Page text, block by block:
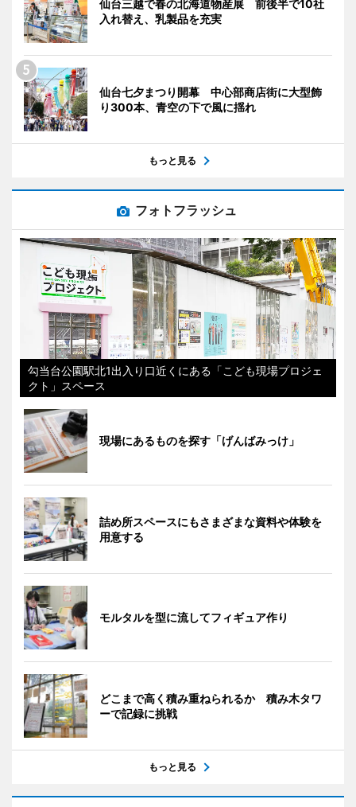
仙台三越で春の北海道物産展 前後半で10社
入れ替え、乳製品を充実
仙台七夕まつり開幕 中心部商店街に大型飾
り300本、青空の下で風に揺れ
もっと見る
フォトフラッシュ
勾当台公園駅北1出入り口近くにある「こども現場プロジェ
クト」スペース
現場にあるものを探す「げんばみっけ」
詰め所スペースにもさまざまな資料や体験を
用意する
モルタルを型に流してフィギュア作り
どこまで高く積み重ねられるか 積み木タワ
ーで記録に挑戦
もっと見る